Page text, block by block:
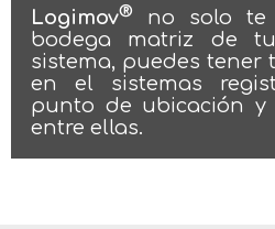
Logimov®
no solo te
bodega matriz de
sistema, puedes tener
en el sistemas
punto de ubicación y
entre ellas.